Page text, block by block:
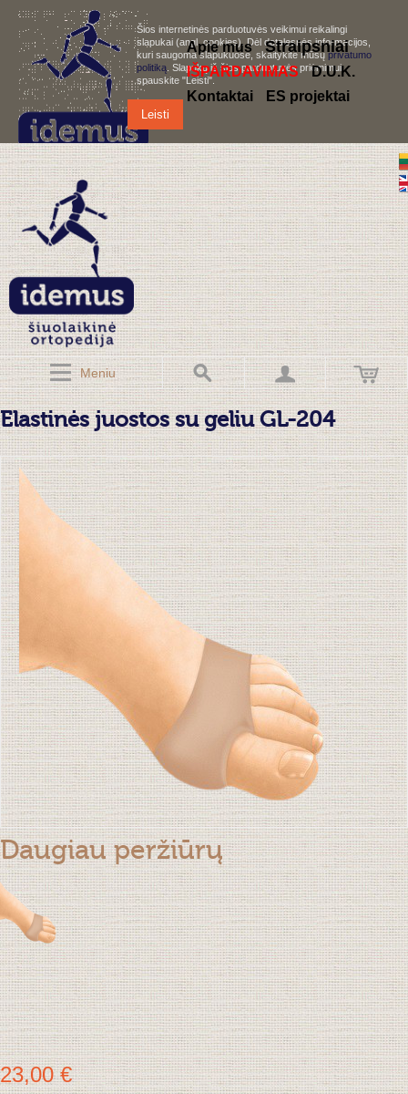
Šios internetinės parduotuvės veikimui reikalingi
slapukai (angl. cookies). Dėl detalesnės informacijos,
kuri saugoma slapukuose, skaitykite mūsųprivatumo
politiką . Slapukų iš šios parduotuvės priėmimui,
spauskite "Leisti".
Leisti
Meniu
Apie mus Straipsniai
IŠPARDAVIMAS
D.U.K.
Kontaktai
ES projektai
Elastinės juostos su geliu GL-204
Daugiau peržiūrų
23,00 €